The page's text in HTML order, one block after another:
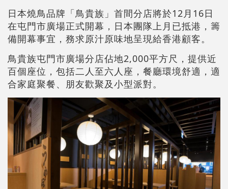
日本燒鳥品牌「鳥貴族」首間分店將於12月16日
在屯門市廣場正式開幕，日本團隊上月已抵港，籌
備開幕事宜，務求原汁原味地呈現給香港顧客。
鳥貴族屯門市廣場分店佔地2,000平方尺，提供近
百個座位，包括二人至六人座，餐廳環境舒適，適
合家庭聚餐、朋友歡聚及小型派對。